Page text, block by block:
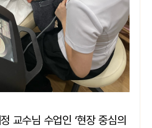
교수님 수업인 ‘현장 중심의